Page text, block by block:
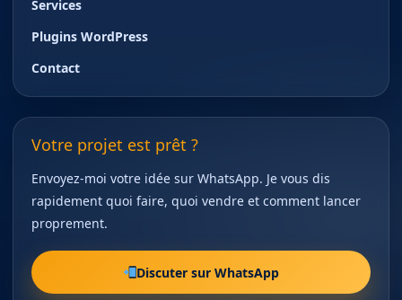
Services
Plugins WordPress
Contact
Votre projet est prêt ?
Envoyez-moi votre idée sur WhatsApp. Je vous dis
rapidement quoi faire, quoi vendre et comment lancer
proprement.
Discuter sur WhatsApp